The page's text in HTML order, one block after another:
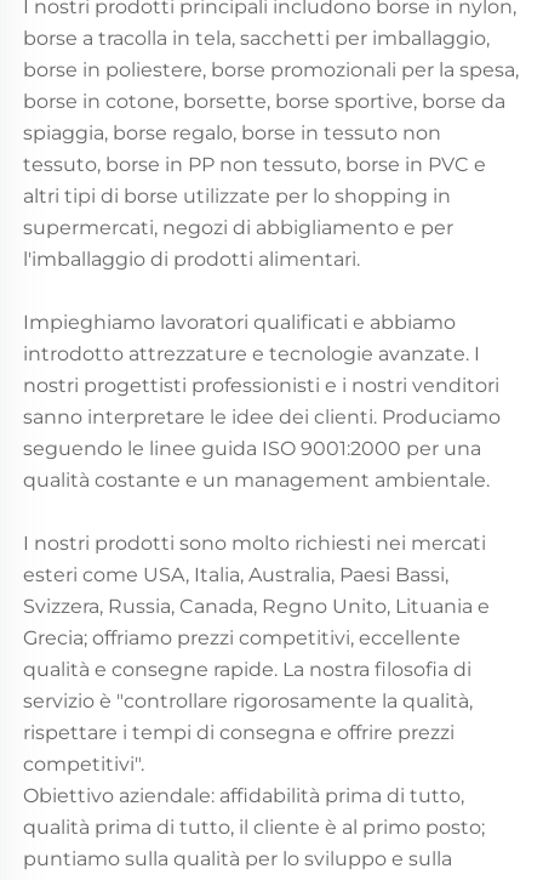
I nostri prodotti principali includono borse in nylon,
borse a tracolla in tela, sacchetti per imballaggio,
borse in poliestere, borse promozionali per la spesa,
borse in cotone, borsette, borse sportive, borse da
spiaggia, borse regalo, borse in tessuto non
tessuto, borse in PP non tessuto, borse in PVC e
altri tipi di borse utilizzate per lo shopping in
supermercati, negozi di abbigliamento e per
l'imballaggio di prodotti alimentari.
Impieghiamo lavoratori qualificati e abbiamo
introdotto attrezzature e tecnologie avanzate. I
nostri progettisti professionisti e i nostri venditori
sanno interpretare le idee dei clienti. Produciamo
seguendo le linee guida ISO 9001:2000 per una
qualità costante e un management ambientale.
I nostri prodotti sono molto richiesti nei mercati
esteri come USA, Italia, Australia, Paesi Bassi,
Svizzera, Russia, Canada, Regno Unito, Lituania e
Grecia; offriamo prezzi competitivi, eccellente
qualità e consegne rapide. La nostra filosofia di
servizio è "controllare rigorosamente la qualità,
rispettare i tempi di consegna e offrire prezzi
competitivi".
Obiettivo aziendale: affidabilità prima di tutto,
qualità prima di tutto, il cliente è al primo posto;
puntiamo sulla qualità per lo sviluppo e sulla